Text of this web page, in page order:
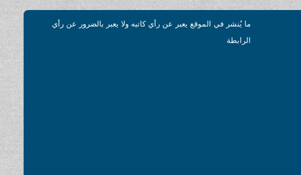
ما يُنشر في الموقع يعبر عن رأي كاتبه ولا يعبر بالضرور عن رأي
الرابطة